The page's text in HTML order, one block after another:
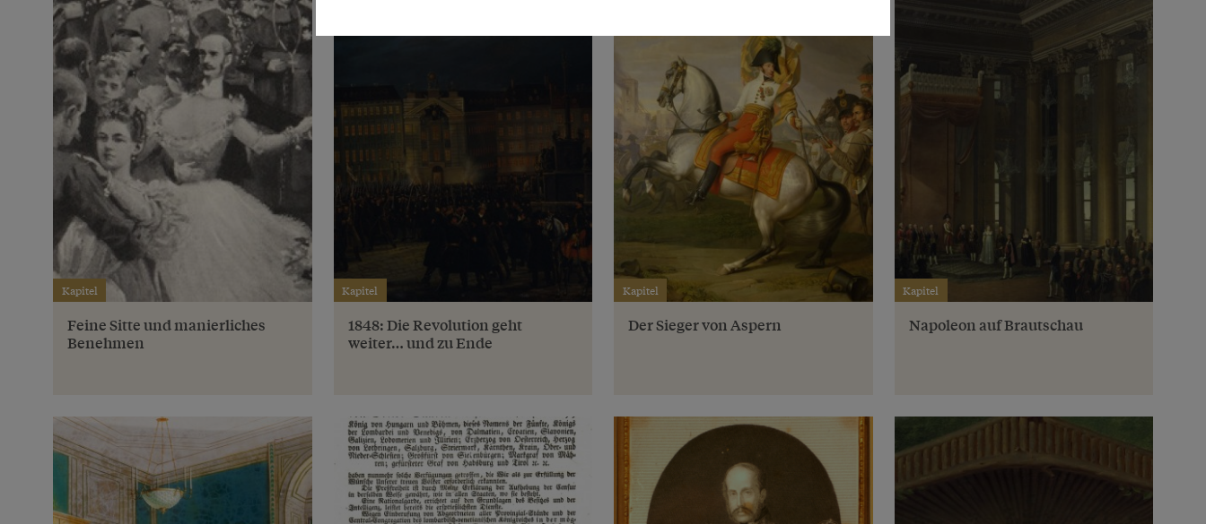
Kapitel
Feine Sitte und manierliches
Benehmen
Kapitel
1848: Die Revolution geht
weiter… und zu Ende
Kapitel
Der Sieger von Aspern
Kapitel
Napoleon auf Brautschau